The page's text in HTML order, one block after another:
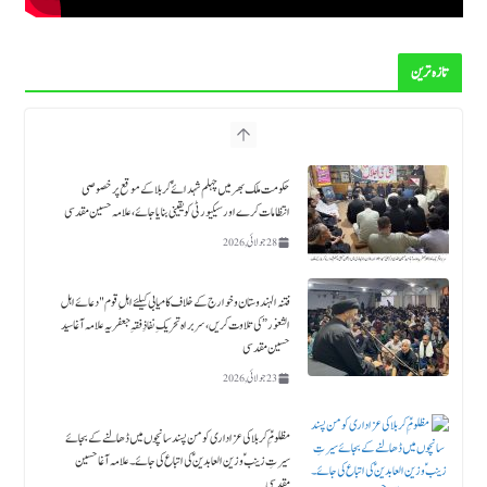
تازہ ترین
فتنہ الہندوستان و خوارج کے خلاف کامیابی کیلئے اہلِ قوم "دعائے اہل
الثغور” کی تلاوت کریں، سربراہ تحریکِ نفاذِ فقہِ جعفریہ علامہ آغا سید
حسین مقدسی
مظلومِؑ کربلا کی عزاداری کو من پسند سانچوں میں ڈھالنے کے بجائے
سیرتِ زینبؑ و زین العابدینؑ کی اتباع کی جائے۔ علامہ آغا حسین
مقدسی
حلیف القرآن حضرت زید بن علي ابن الحسین ؑ ۔قائد ملت جعفریہ آغا سید حامد علی شاہ موسوی